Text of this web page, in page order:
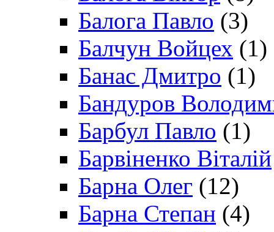
Балога Павло (3)
Балчун Войцех (1)
Банас Дмитро (1)
Бандуров
Барбул Павло (1)
Барвіненко Віталій
Барна Олег (12)
Барна Степан (4)